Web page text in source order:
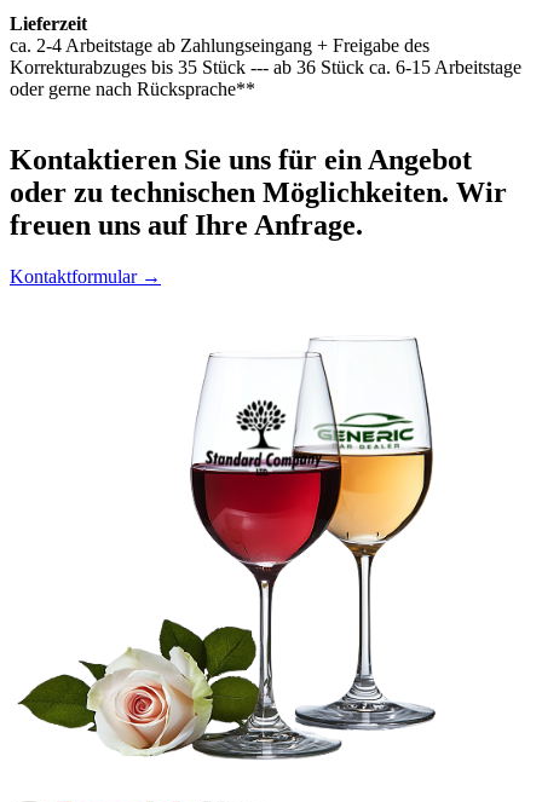
Lieferzeit
ca. 2-4 Arbeitstage ab Zahlungseingang + Freigabe des
Korrekturabzuges bis 35 Stück --- ab 36 Stück ca. 6-15 Arbeitstage
oder gerne nach Rücksprache**
Kontaktieren Sie uns für ein Angebot
oder zu technischen Möglichkeiten. Wir
freuen uns auf Ihre Anfrage.
Kontaktformular →